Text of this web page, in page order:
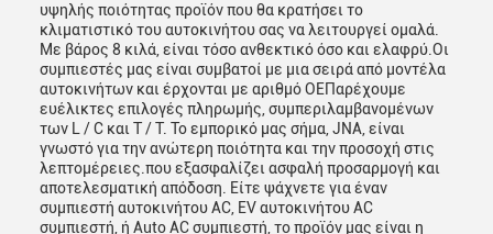
υψηλής ποιότητας προϊόν που θα κρατήσει το
κλιματιστικό του αυτοκινήτου σας να λειτουργεί ομαλά.
Με βάρος 8 κιλά, είναι τόσο ανθεκτικό όσο και ελαφρύ.Οι
συμπιεστές μας είναι συμβατοί με μια σειρά από μοντέλα
αυτοκινήτων και έρχονται με αριθμό OEΠαρέχουμε
ευέλικτες επιλογές πληρωμής, συμπεριλαμβανομένων
των L / C και T / T. Το εμπορικό μας σήμα, JNA, είναι
γνωστό για την ανώτερη ποιότητα και την προσοχή στις
λεπτομέρειες.που εξασφαλίζει ασφαλή προσαρμογή και
αποτελεσματική απόδοση. Είτε ψάχνετε για έναν
συμπιεστή αυτοκινήτου AC, EV αυτοκινήτου AC
συμπιεστή, ή Auto AC συμπιεστή, το προϊόν μας είναι η